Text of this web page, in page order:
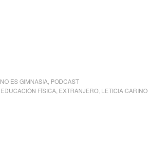
NO ES GIMNASIA PODCAST
EDUCACIÓN FÍSICA EXTRANJERO LETICIA CARINO